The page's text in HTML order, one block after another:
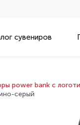
сувениров
power bank с
серый